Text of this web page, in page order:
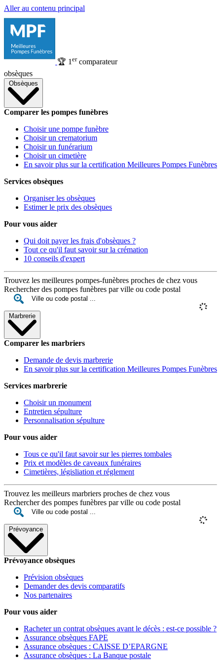
Aller au contenu principal
🏆 1 ercomparateur
obsèques
Obsèques
Comparer les pompes funèbres
Choisir une pompe funèbre
Choisir un crematorium
Choisir un funérarium
Choisir un cimetière
En savoir plus sur la certification Meilleures Pompes Funèbres
Services obsèques
Organiser les obsèques
Estimer le prix des obsèques
Pour vous aider
Qui doit payer les frais d'obsèques ?
Tout ce qu'il faut savoir sur la crémation
10 conseils d'expert
Trouvez les meilleures pompes-funèbres proches de chez vous
Rechercher des pompes funèbres par ville ou code postal
Marbrerie
Comparer les marbriers
Demande de devis marbrerie
En savoir plus sur la certification Meilleures Pompes Funèbres
Services marbrerie
Choisir un monument
Entretien sépulture
Personnalisation sépulture
Pour vous aider
Tous ce qu'il faut savoir sur les pierres tombales
Prix et modèles de caveaux funéraires
Cimetières, législiation et réglement
Trouvez les meilleurs marbriers proches de chez vous
Rechercher des pompes funèbres par ville ou code postal
Prévoyance
Prévoyance obsèques
Prévision obsèques
Demander des devis comparatifs
Nos partenaires
Pour vous aider
Racheter un contrat obsèques avant le décès : est-ce possible ?
Assurance obsèques FAPE
Assurance obsèques : CAISSE D’EPARGNE
Assurance obsèques : La Banque postale